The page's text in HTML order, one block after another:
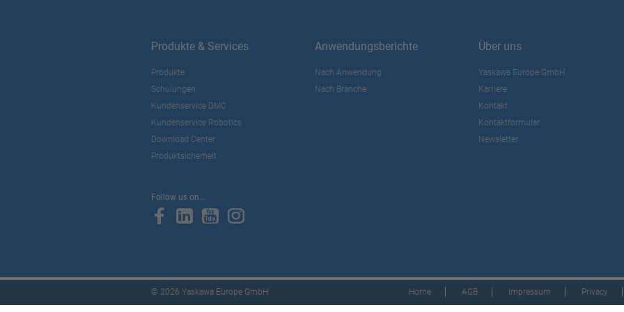
Produkte & Services
Produkte
Schulungen
Kundenservice DMC
Kundenservice Robotics
Download Center
Produktsicherheit
Anwendungsberichte
Nach Anwendung
Nach Branche
Über uns
Yaskawa Europe GmbH
Karriere
Kontakt
Kontaktformular
Newsletter
Follow us on...
© 2026 Yaskawa Europe GmbH Home AGB Impressum Privacy